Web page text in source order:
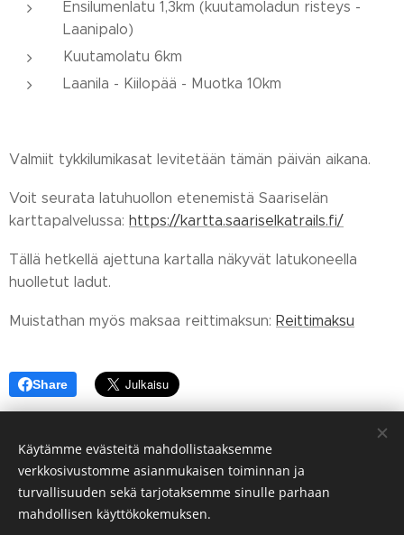
Ensilumenlatu 1,3km (kuutamoladun risteys -
Laanipalo)
Kuutamolatu 6km
Laanila - Kiilopää - Muotka 10km
Valmiit tykkilumikasat levitetään tämän päivän aikana.
Voit seurata latuhuollon etenemistä Saariselän
karttapalvelussa: https://kartta.saariselkatrails.fi/
Tällä hetkellä ajettuna kartalla näkyvät latukoneella
huolletut ladut.
Muistathan myös maksaa reittimaksun: Reittimaksu
Share
© 2024 Saariselän alueen Hoito-osuuskunta
Evästeet
Käytämme evästeitä mahdollistaaksemme
verkkosivustomme asianmukaisen toiminnan ja
turvallisuuden sekä tarjotaksemme sinulle parhaan
mahdollisen käyttökokemuksen.